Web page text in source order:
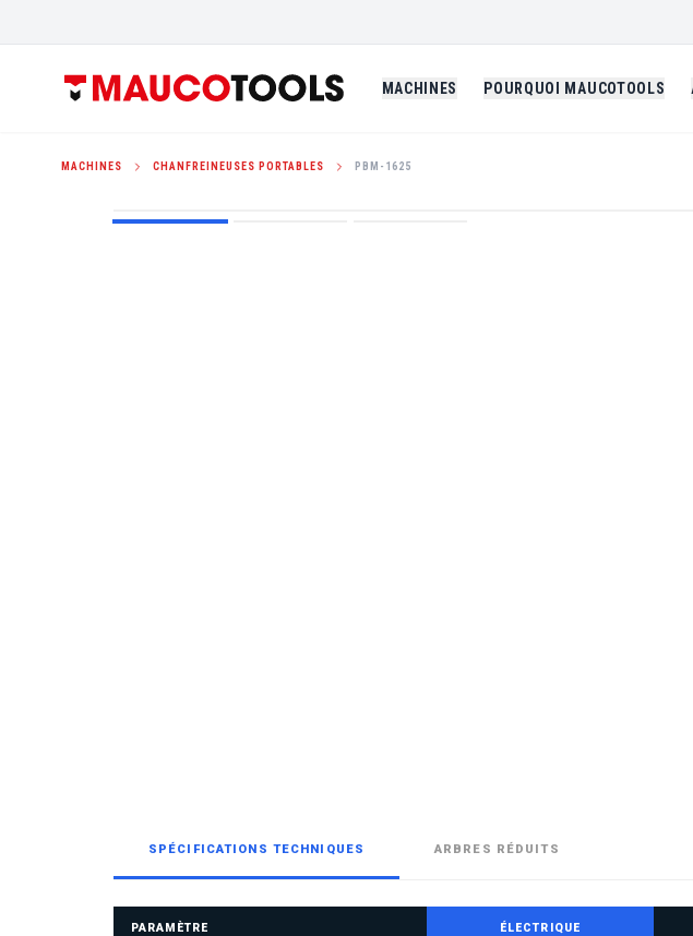
MACHINES POURQUOI MAUCOTOOLS
MACHINES CHANFREINEUSES PORTABLES PBM-1625
SPÉCIFICATIONS TECHNIQUES ARBRES RÉDUITS
PARAMÈTRE ÉLECTRIQUE